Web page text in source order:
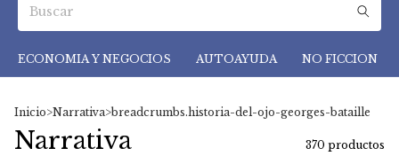
ECONOMIA Y NEGOCIOS AUTOAYUDA NO FICCION
Inicio>Narrativa>breadcrumbs.historia-del-ojo-georges-bataille
Narrativa 370 productos